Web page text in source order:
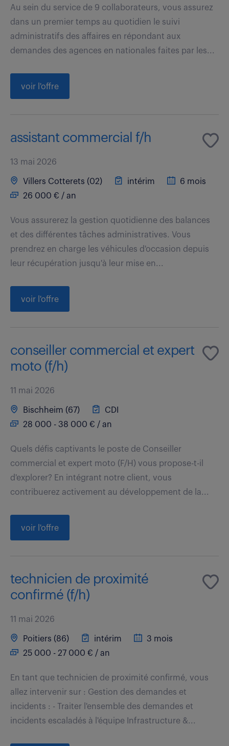
Au sein du service de 9 collaborateurs, vous assurez
dans un premier temps au quotidien le suivi
administratifs des affaires en répondant aux
demandes des agences en nationales faites par les...
voir l'offre
assistant commercial f/h
13 mai 2026
Villers Cotterets (02) intérim
6 mois
26 000 € / an
Vous assurerez la gestion quotidienne des balances
et des différentes tâches administratives. Vous
prendrez en charge les véhicules d'occasion depuis
leur récupération jusqu'à leur mise en...
voir l'offre
conseiller commercial et expert
moto (f/h)
11 mai 2026
Bischheim (67)
CDI
28 000 - 38 000 € / an
Quels défis captivants le poste de Conseiller
commercial et expert moto (F/H) vous propose-t-il
d'explorer? En intégrant notre client, vous
contribuerez activement au développement de la...
voir l'offre
technicien de proximité
confirmé (f/h)
11 mai 2026
Poitiers (86) intérim
3 mois
25 000 - 27 000 € / an
En tant que technicien de proximité confirmé, vous
allez intervenir sur : Gestion des demandes et
incidents : - Traiter l'ensemble des demandes et
incidents escaladés à l'équipe Infrastructure &...